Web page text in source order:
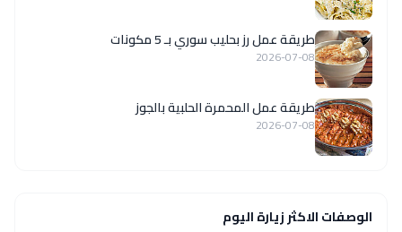
طريقة عمل رز بحليب سوري بـ 5 مكونات
2026-07-08
طريقة عمل المحمرة الحلبية بالجوز
2026-07-08
الوصفات الاكثر زيارة اليوم